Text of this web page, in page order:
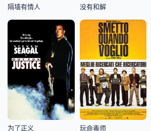
隔墙有情人 没有和解
为了正义 玩命毒师